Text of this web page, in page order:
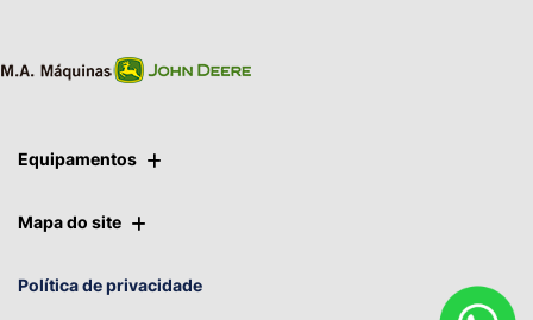
Equipamentos
Mapa do site
Política de privacidade